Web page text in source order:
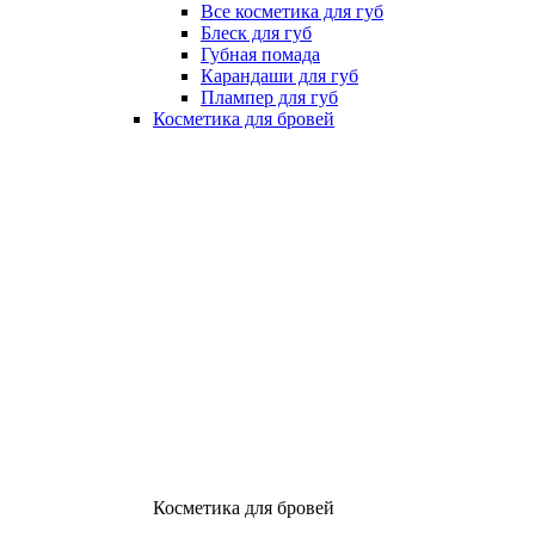
Все косметика для губ
Блеск для губ
Губная помада
Карандаши для губ
Плампер для губ
Косметика для бровей
Косметика для бровей